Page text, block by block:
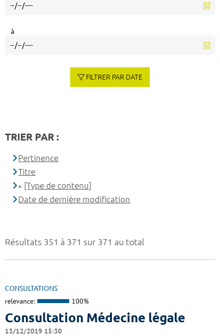
Résultats 351 à 371 sur 371 au total
CONSULTATIONS
relevance: 100%
Consultation Médecine légale
13/12/2019 15:30
à
FILTRER PAR DATE
TRIER PAR :
Pertinence
Titre
[Type de contenu]
Date de dernière modification